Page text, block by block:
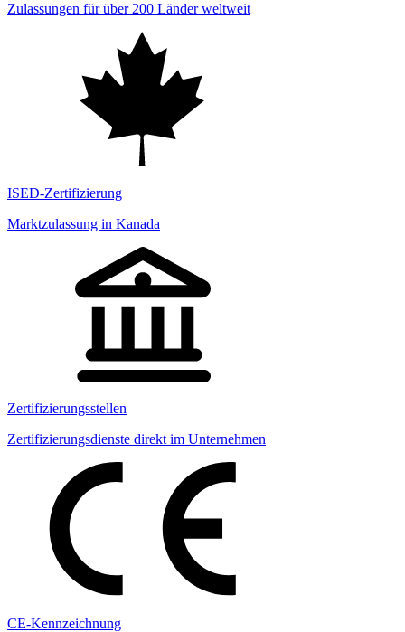
Zulassungen für über 200 Länder weltweit
ISED-Zertifizierung
Marktzulassung in Kanada
Zertifizierungsstellen
Zertifizierungsdienste direkt im Unternehmen
CE-Kennzeichnung